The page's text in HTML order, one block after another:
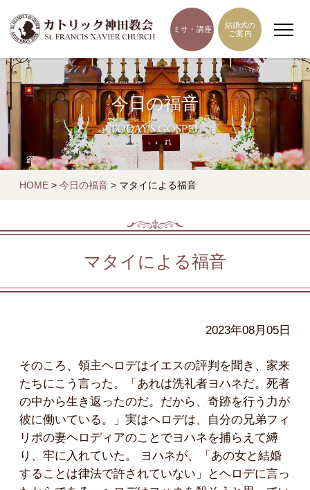
ミサ・講座
結婚式の
ご案内
今日の福音
TODAY'S GOSPEL
HOME > 今日の福音 > マタイによる福音
マタイによる福音
2023年08月05日
そのころ、領主ヘロデはイエスの評判を聞き、家来
たちにこう言った。「あれは洗礼者ヨハネだ。死者
の中から生き返ったのだ。だから、奇跡を行う力が
彼に働いている。」実はヘロデは、自分の兄弟フィ
リポの妻ヘロディアのことでヨハネを捕らえて縛
り、牢に入れていた。 ヨハネが、「あの女と結婚
することは律法で許されていない」とヘロデに言っ